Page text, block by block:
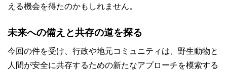
える機会を得たのかもしれません。
未来への備えと共存の道を探る
今回の件を受け、行政や地元コミュニティは、野生動物と
人間が安全に共存するための新たなアプローチを模索する